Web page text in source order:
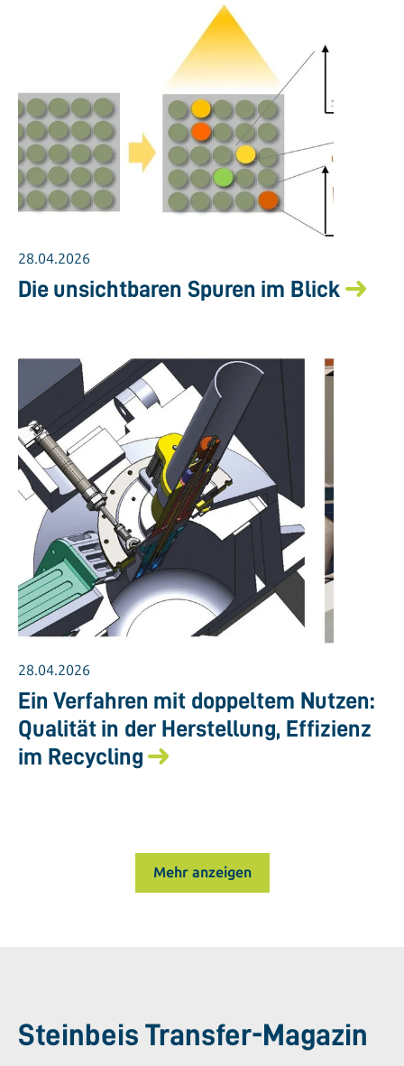
28.04.2026
Die unsichtbaren Spuren im Blick
28.04.2026
Ein Verfahren mit doppeltem Nutzen:
Qualität in der Herstellung, Effizienz
im Recycling
Mehr anzeigen
Steinbeis Transfer-Magazin